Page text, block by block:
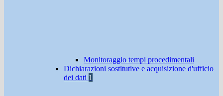
Monitoraggio tempi procedimentali
Dichiarazioni sostitutive e acquisizione d'ufficio
dei dati 1